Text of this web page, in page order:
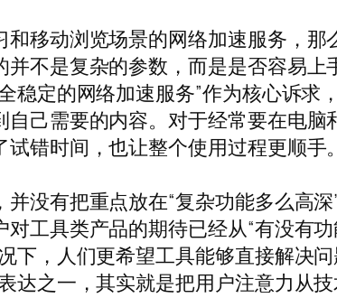
移动浏览场景的网络加速服务，那
不是复杂的参数，而是是否容易
稳定的网络加速服务”作为核心诉
己需要的内容。对于经常要在电
错时间，也让整个使用过程更顺手。
没有把重点放在“复杂功能多么高
工具类产品的期待已经从“有没有
下，人们更希望工具能够直接解决
达之一，其实就是把用户注意力从